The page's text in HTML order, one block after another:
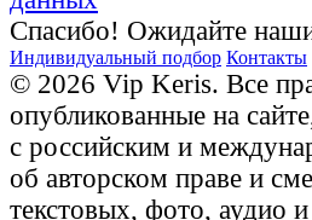
Спасибо! Ожидайте
Индивидуальный подбор Контакты
© 2026 Vip Keris. Все
опубликованные на
с российским и
об авторском праве и
текстовых, фото, аудио